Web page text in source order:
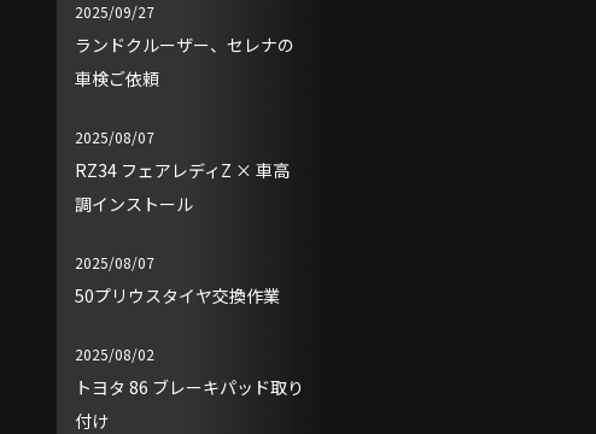
2025/09/27
ランドクルーザー、セレナの
車検ご依頼
2025/08/07
RZ34 フェアレディZ × 車高
調インストール
2025/08/07
50プリウスタイヤ交換作業
2025/08/02
トヨタ 86 ブレーキパッド取り
付け